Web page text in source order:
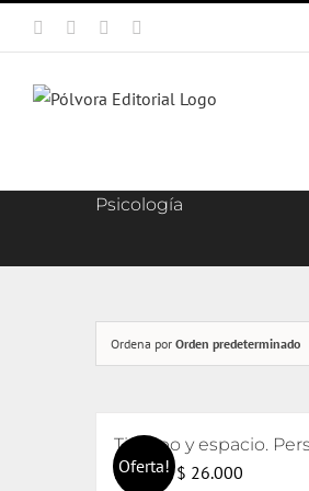
Facebook Instagram
Psicología
Ordena por Orden predeterminado
Oferta!
$28.000
El
$ 26.000